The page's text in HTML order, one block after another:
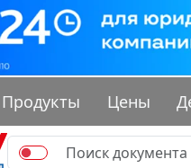
Продукты Цены